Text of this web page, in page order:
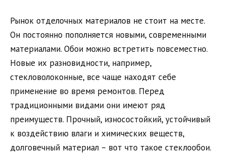
Рынок отделочных материалов не стоит на месте.
Он постоянно пополняется новыми, современными
материалами. Обои можно встретить повсеместно.
Новые их разновидности, например,
стекловолоконные, все чаще находят себе
применение во время ремонтов. Перед
традиционными видами они имеют ряд
преимуществ. Прочный, износостойкий, устойчивый
к воздействию влаги и химических веществ,
долговечный материал – вот что такое стеклообои.